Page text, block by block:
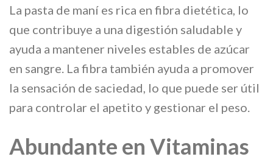
La pasta de maní es rica en fibra dietética, lo
que contribuye a una digestión saludable y
ayuda a mantener niveles estables de azúcar
en sangre. La fibra también ayuda a promover
la sensación de saciedad, lo que puede ser útil
para controlar el apetito y gestionar el peso.
Abundante en Vitaminas